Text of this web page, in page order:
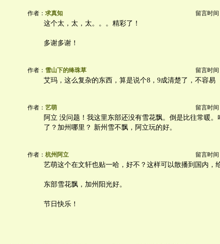
作者： 求真知 留言时间
这个太，太，太。。。精彩了！
多谢多谢！
作者： 雪山下的绛珠草 留言时间
艾玛，这么复杂的东西，算是说个8，9成清楚了，不容易
作者： 艺萌 留言时间
阿立 没问题！我这里东部还没有雪花飘。倒是比往常暖。
了？加州哪里？ 新州雪不飘，阿立玩的好。
作者： 杭州阿立 留言时间
艺萌这个在文轩也贴一哈，好不？这样可以散播到国内，
东部雪花飘，加州阳光好。
节日快乐！